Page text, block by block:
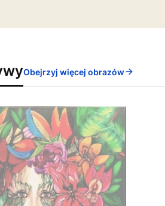
Obejrzyj więcej obrazów